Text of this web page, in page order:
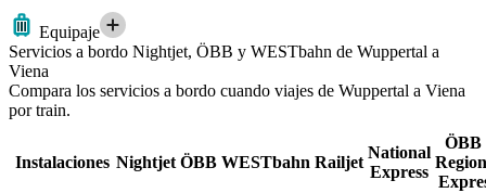
Equipaje
Servicios a bordo Nightjet, ÖBB y WESTbahn de Wuppertal a
Viena
Compara los servicios a bordo cuando viajes de Wuppertal a Viena
por train.
Instalaciones Nightjet ÖBB WESTbahn Railjet
National
Express
ÖBB